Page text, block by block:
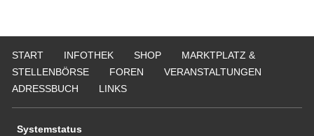
START INFOTHEK SHOP
MARKTPLATZ &
STELLENBÖRSE
FOREN
VERANSTALTUNGEN
ADRESSBUCH
LINKS
Systemstatus